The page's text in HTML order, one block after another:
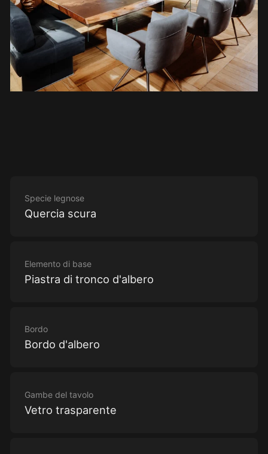
Specie legnose
Quercia scura
Elemento di base
Piastra di tronco d'albero
Bordo
Bordo d'albero
Gambe del tavolo
Vetro trasparente